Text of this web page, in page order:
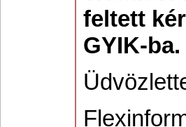
feltett
GYIK-ba.